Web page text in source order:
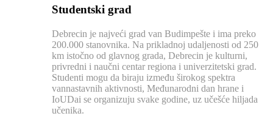
Studentski grad
Debrecin je najveći grad van Budimpešte i ima preko
200.000 stanovnika. Na prikladnoj udaljenosti od 250
km istočno od glavnog grada, Debrecin je kulturni,
privredni i naučni centar regiona i univerzitetski grad.
Studenti mogu da biraju između širokog spektra
vannastavnih aktivnosti, Međunarodni dan hrane i
IoUDai se organizuju svake godine, uz učešće hiljada
učenika.